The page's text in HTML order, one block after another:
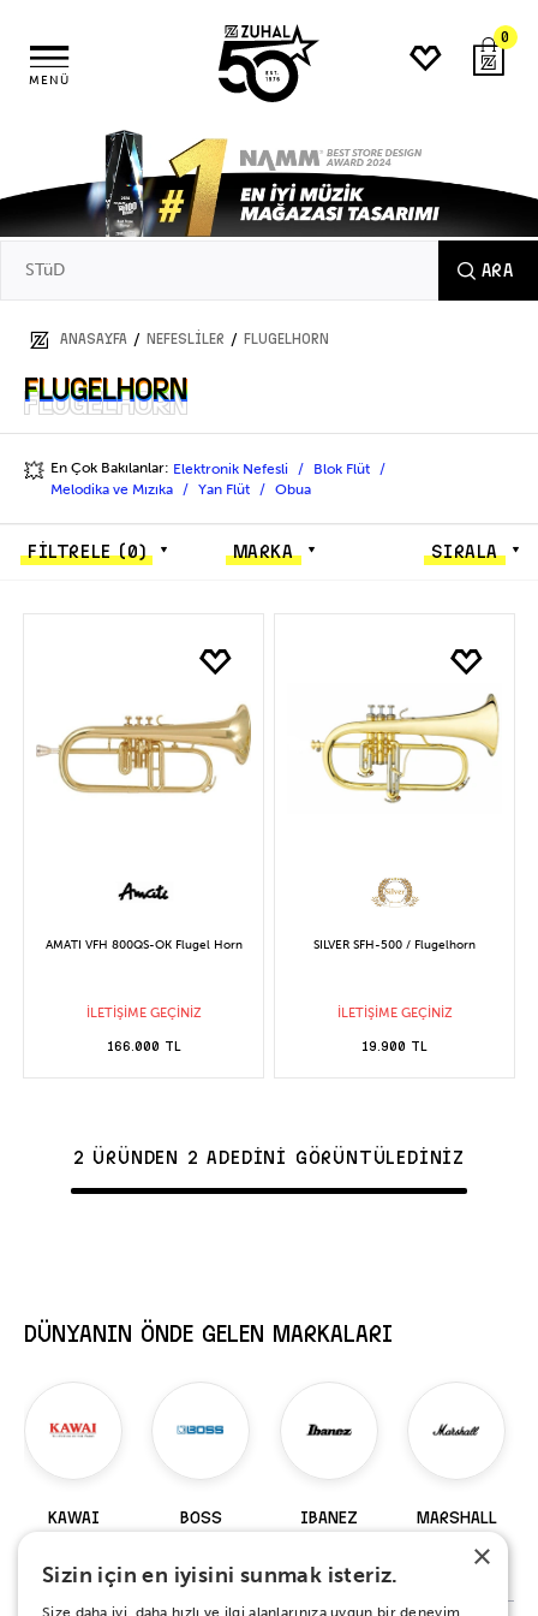
MENÜ
0
ARA
ANASAYFA / NEFESLİLER / Flugelhorn
Flugelhorn
Flugelhorn
💥 En Çok Bakılanlar: Elektronik Nefesli
Blok Flüt
Melodika ve Mızıka
Yan Flüt Obua
FİLTRELE(0) MARKA SIRALA
AMATI VFH 800QS-OK Flugel Horn
İLETİŞİME GEÇİNİZ
166.000 TL
SILVER SFH-500 / Flugelhorn
İLETİŞİME GEÇİNİZ
19.900 TL
2 ÜRÜNDEN 2 ADEDİNİ GÖRÜNTÜLEDİNİZ
DÜNYANIN ÖNDE GELEN MARKALARI
KAWAI BOSS IBANEZ MARSHALL
147 Ürün×
Sizin için en iyisini sunmak isteriz.
Size daha iyi, daha hızlı ve ilgi alanlarınıza uygun bir deneyim